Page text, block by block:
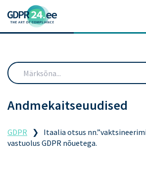
Andmekaitseuudised
GDPR ❯
Itaalia otsus
vastuolus GDPR nõuetega.